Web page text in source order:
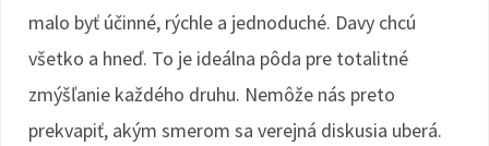
malo byť účinné, rýchle a jednoduché. Davy chcú
všetko a hneď. To je ideálna pôda pre totalitné
zmýšľanie každého druhu. Nemôže nás preto
prekvapiť, akým smerom sa verejná diskusia uberá.